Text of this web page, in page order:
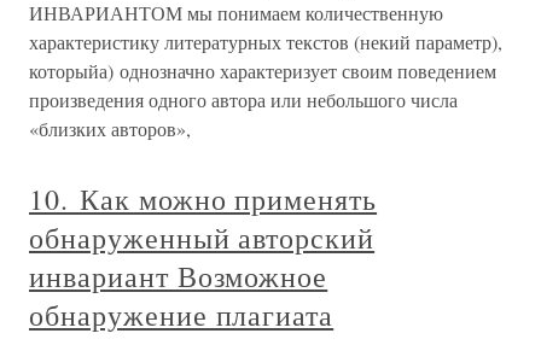
ИНВАРИАНТОМ мы понимаем количественную
характеристику литературных текстов (некий параметр),
которыйа) однозначно характеризует своим поведением
произведения одного автора или небольшого числа
«близких авторов»,
10. Как можно применять
обнаруженный авторский
инвариант Возможное
обнаружение плагиата